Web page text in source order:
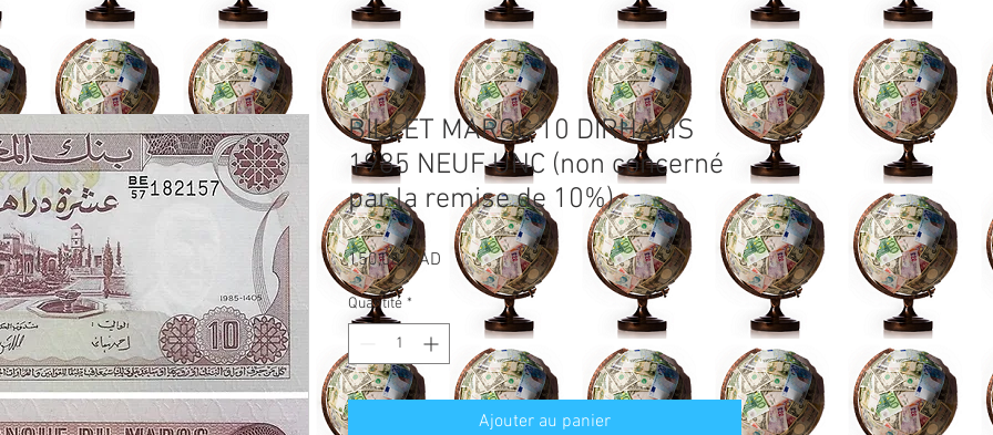
BILLET MAROC 10 DIRHAMS
1985 NEUF UNC (non concerné
par la remise de 10%)
150,00 MAD Prix
Quantité *
Ajouter au panier